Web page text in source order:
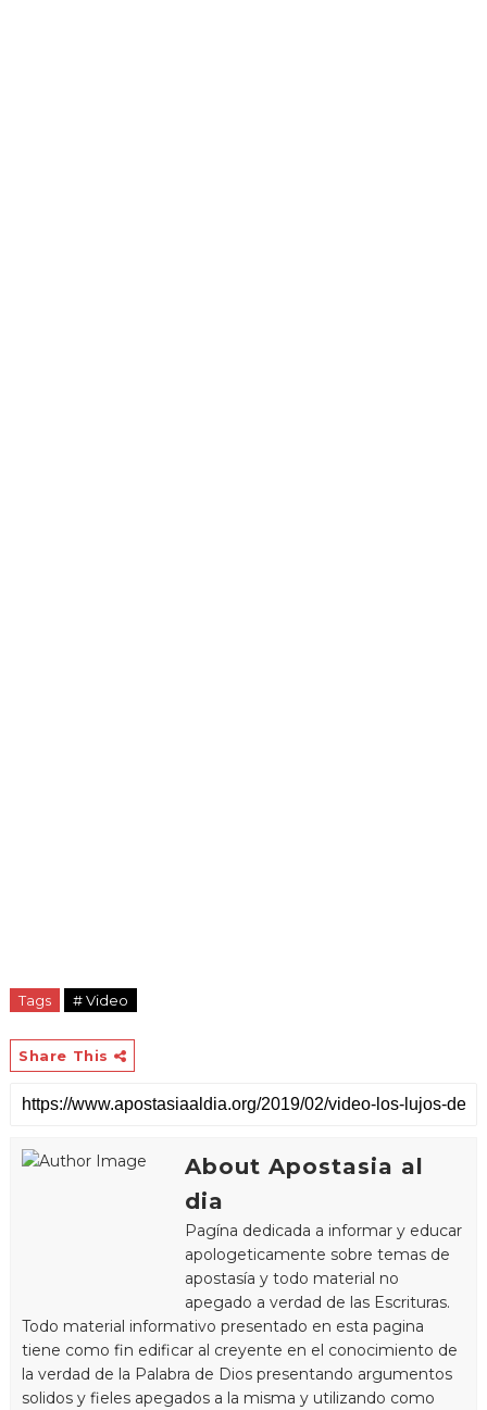
Tags # Video
Share This
About Apostasia al
dia
Pagína dedicada a informar y educar
apologeticamente sobre temas de
apostasía y todo material no
apegado a verdad de las Escrituras.
Todo material informativo presentado en esta pagina
tiene como fin edificar al creyente en el conocimiento de
la verdad de la Palabra de Dios presentando argumentos
solidos y fieles apegados a la misma y utilizando como